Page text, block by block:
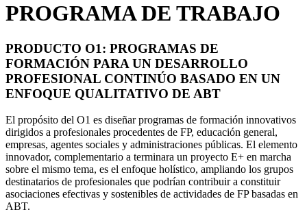
PROGRAMA DE TRABAJO
PRODUCTO O1: PROGRAMAS DE
FORMACIÓN PARA UN DESARROLLO
PROFESIONAL CONTINÚO BASADO EN UN
ENFOQUE QUALITATIVO DE ABT
El propósito del O1 es diseñar programas de formación innovativos
dirigidos a profesionales procedentes de FP, educación general,
empresas, agentes sociales y administraciones públicas. El elemento
innovador, complementario a terminara un proyecto E+ en marcha
sobre el mismo tema, es el enfoque holístico, ampliando los grupos
destinatarios de profesionales que podrían contribuir a constituir
asociaciones efectivas y sostenibles de actividades de FP basadas en
ABT.